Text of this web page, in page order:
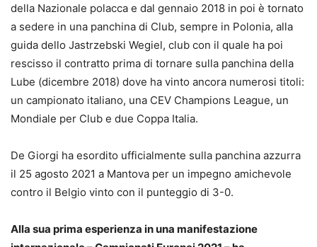
della Nazionale polacca e dal gennaio 2018 in poi è tornato
a sedere in una panchina di Club, sempre in Polonia, alla
guida dello Jastrzebski Wegiel, club con il quale ha poi
rescisso il contratto prima di tornare sulla panchina della
Lube (dicembre 2018) dove ha vinto ancora numerosi titoli:
un campionato italiano, una CEV Champions League, un
Mondiale per Club e due Coppa Italia.
De Giorgi ha esordito ufficialmente sulla panchina azzurra
il 25 agosto 2021 a Mantova per un impegno amichevole
contro il Belgio vinto con il punteggio di 3-0.
Alla sua prima esperienza in una manifestazione